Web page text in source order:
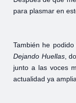
para plasmar en
También he
Dejando Huellas,
junto a las voces
actualidad ya